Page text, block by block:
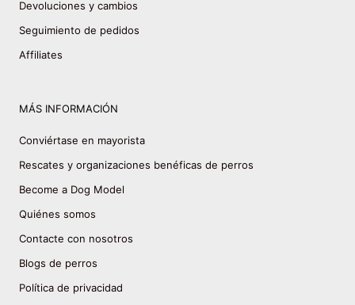
Devoluciones y cambios
Seguimiento de pedidos
Affiliates
MÁS INFORMACIÓN
Conviértase en mayorista
Rescates y organizaciones benéficas de perros
Become a Dog Model
Quiénes somos
Contacte con nosotros
Blogs de perros
Política de privacidad